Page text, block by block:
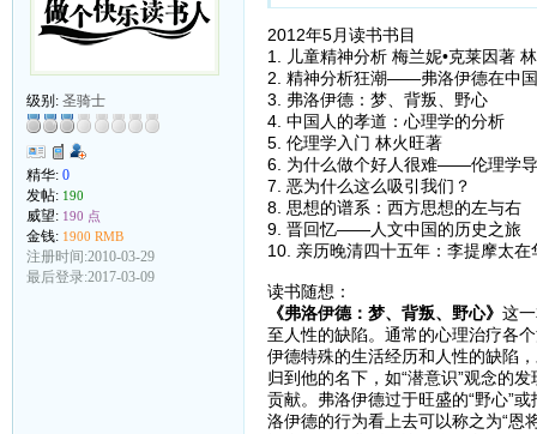
级别: 圣骑士
精华: 0
发帖: 190
威望: 190 点
金钱: 1900 RMB
注册时间:2010-03-29
最后登录:2017-03-09
2012年5月读书书目
1. 儿童精神分析 梅兰妮•克莱因著
2. 精神分析狂潮——弗洛伊德在中国
3. 弗洛伊德：梦、背叛、野心
4. 中国人的孝道：心理学的分析
5. 伦理学入门 林火旺著
6. 为什么做个好人很难——伦理学
7. 恶为什么这么吸引我们？
8. 思想的谱系：西方思想的左与右
9. 晋回忆——人文中国的历史之旅
10. 亲历晚清四十五年：李提摩太在
读书随想：
《弗洛伊德：梦、背叛、野心》 这
至人性的缺陷。通常的心理治疗各
伊德特殊的生活经历和人性的缺陷
归到他的名下，如“潜意识”观念的
贡献。弗洛伊德过于旺盛的“野心”
洛伊德的行为看上去可以称之为“恩